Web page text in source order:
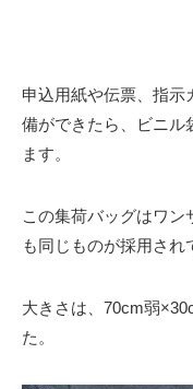
申込用紙や伝票、指示
備ができたら、ビニル
ます。
この集荷バッグはワン
も同じものが採用され
大きさは、70cm弱
た。